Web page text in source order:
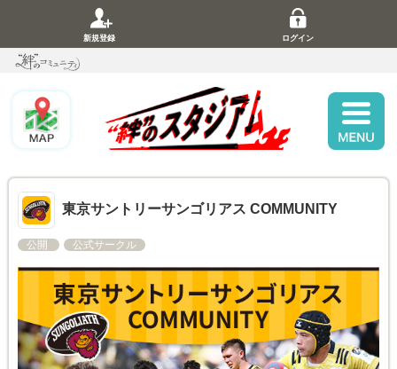
新規登録 ログイン
東京サントリーサンゴリアス COMMUNITY
公開 公式サークル